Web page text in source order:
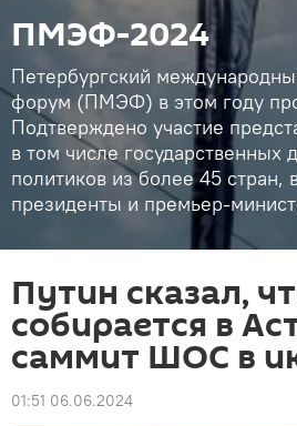
ПМЭФ-2024
Петербургский
форум (ПМЭФ) в этом году
Подтверждено участие
в том числе государственных
политиков из более 45 стран,
президенты и премьер-
Путин сказал,
собирается в
саммит ШОС в
01:51 06.06.2024